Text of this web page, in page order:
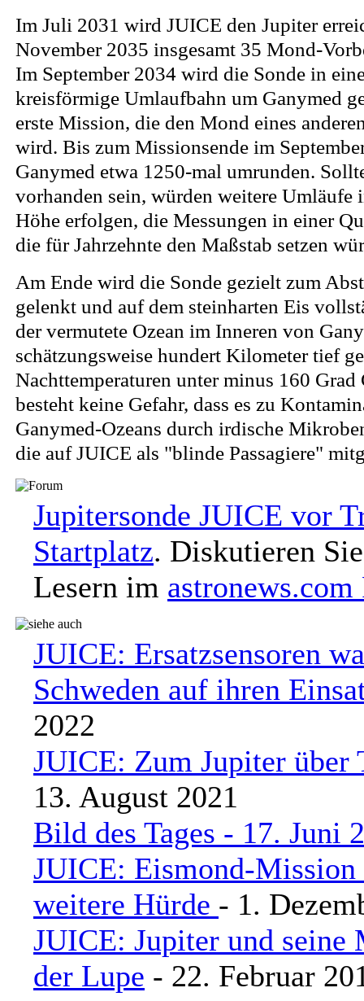
Im Juli 2031 wird JUICE den Jupiter
November 2035 insgesamt 35 Mond-
Im September 2034 wird die Sonde in
kreisförmige Umlaufbahn um Ganymed
erste Mission, die den Mond eines
wird. Bis zum Missionsende im
Ganymed etwa 1250-mal umrunden.
vorhanden sein, würden weitere
Höhe erfolgen, die Messungen in einer
die für Jahrzehnte den Maßstab setzen
Am Ende wird die Sonde gezielt zum
gelenkt und auf dem steinharten Eis
der vermutete Ozean im Inneren von
schätzungsweise hundert Kilometer tief
Nachttemperaturen unter minus 160 Grad
besteht keine Gefahr, dass es zu
Ganymed-Ozeans durch irdische
die auf JUICE als "blinde Passagiere"
Jupitersonde JUICE vor
Startplatz. Diskutieren
Lesern im
JUICE: Ersatzsensoren
Schweden auf ihren
2022
JUICE: Zum Jupiter über
13. August 2021
Bild des Tages - 17. Juni
JUICE: Eismond-
weitere Hürde - 1.
JUICE: Jupiter und seine
der Lupe - 22. Februar